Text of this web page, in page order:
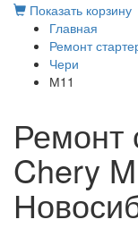
Показать корзину
Главная
Ремонт
Чери
М11
Ремонт
Chery